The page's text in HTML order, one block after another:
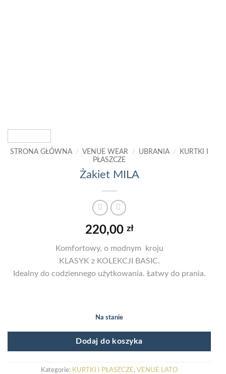
STRONA GŁÓWNA / VENUE WEAR / UBRANIA /
KURTKI I
PŁASZCZE
Żakiet MILA
220,00 zł
Komfortowy, o modnym kroju
KLASYK z KOLEKCJI BASIC.
Idealny do codziennego użytkowania. Łatwy do prania.
Na stanie
Dodaj do koszyka
Kategorie: KURTKI I PŁASZCZE , VENUE LATO